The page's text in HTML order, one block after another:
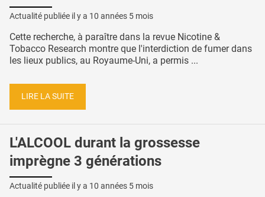
Actualité publiée il y a 10 années 5 mois
Cette recherche, à paraître dans la revue Nicotine &
Tobacco Research montre que l'interdiction de fumer dans
les lieux publics, au Royaume-Uni, a permis ...
LIRE LA SUITE
L'ALCOOL durant la grossesse
imprègne 3 générations
Actualité publiée il y a 10 années 5 mois